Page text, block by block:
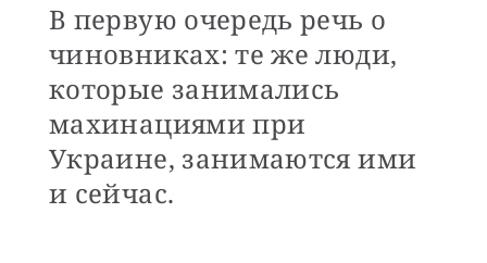
В первую очередь речь о
чиновниках: те же люди,
которые занимались
махинациями при
Украине, занимаются ими
и сейчас.